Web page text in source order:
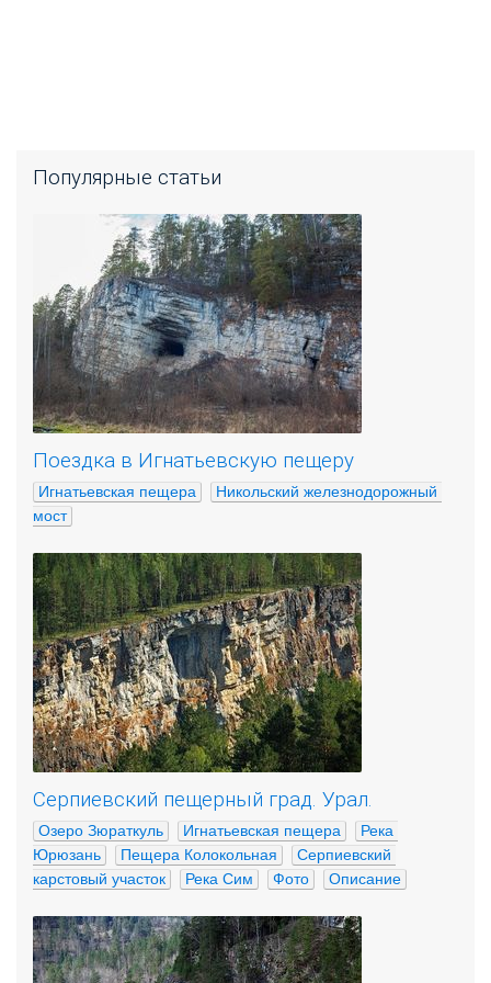
Популярные статьи
Поездка в Игнатьевскую пещеру
Игнатьевская пещера
Никольский железнодорожный
мост
Серпиевский пещерный град. Урал.
Озеро Зюраткуль Игнатьевская пещера
Река
Юрюзань
Пещера Колокольная
Серпиевский
карстовый участок
Река Сим Фото Описание